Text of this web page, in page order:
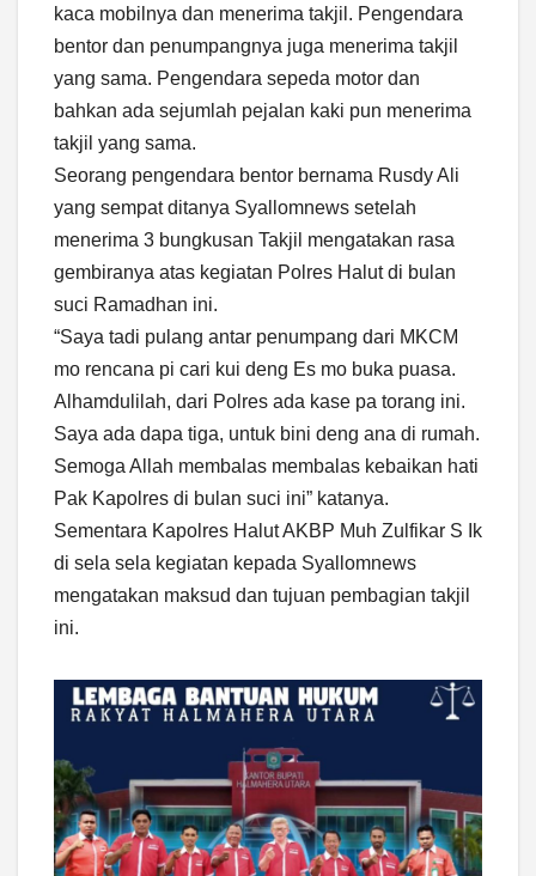
kaca mobilnya dan menerima takjil. Pengendara
bentor dan penumpangnya juga menerima takjil
yang sama. Pengendara sepeda motor dan
bahkan ada sejumlah pejalan kaki pun menerima
takjil yang sama.
Seorang pengendara bentor bernama Rusdy Ali
yang sempat ditanya Syallomnews setelah
menerima 3 bungkusan Takjil mengatakan rasa
gembiranya atas kegiatan Polres Halut di bulan
suci Ramadhan ini.
“Saya tadi pulang antar penumpang dari MKCM
mo rencana pi cari kui deng Es mo buka puasa.
Alhamdulilah, dari Polres ada kase pa torang ini.
Saya ada dapa tiga, untuk bini deng ana di rumah.
Semoga Allah membalas membalas kebaikan hati
Pak Kapolres di bulan suci ini” katanya.
Sementara Kapolres Halut AKBP Muh Zulfikar S Ik
di sela sela kegiatan kepada Syallomnews
mengatakan maksud dan tujuan pembagian takjil
ini.